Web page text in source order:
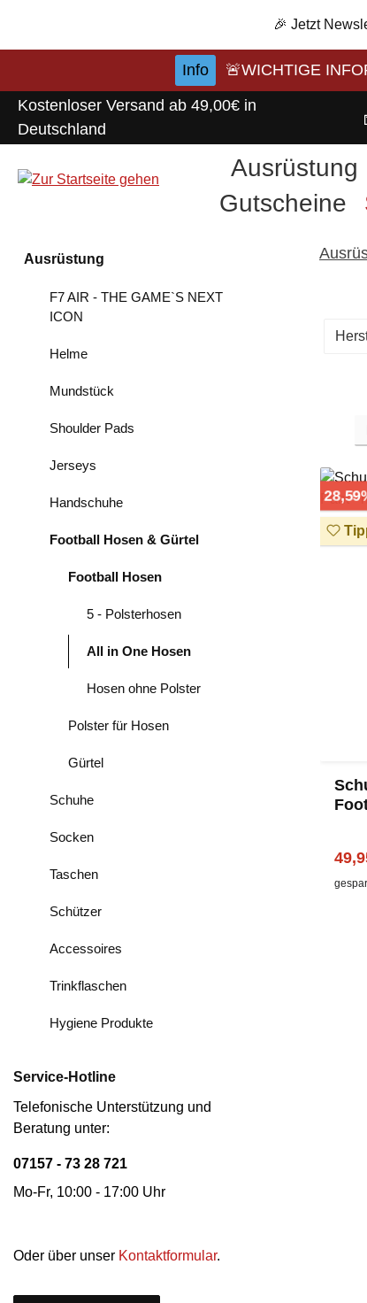
🎉 Jetzt
Info
🚨WICHTIGE
Kostenloser Versand ab 49,00€ in
Deutschland
Ausrüstung
Gutscheine
Ausrüstung
F7 AIR - THE GAME`S NEXT
ICON
Helme
Mundstück
Shoulder Pads
Jerseys
Handschuhe
Football Hosen & Gürtel
Football Hosen
5 - Polsterhosen
All in One Hosen
Hosen ohne Polster
Polster für Hosen
Gürtel
Schuhe
Socken
Taschen
Schützer
Accessoires
Trinkflaschen
Hygiene Produkte
Service-Hotline
Telefonische Unterstützung und
Beratung unter:
07157 - 73 28 721
Mo-Fr, 10:00 - 17:00 Uhr
Oder über unser Kontaktformular.